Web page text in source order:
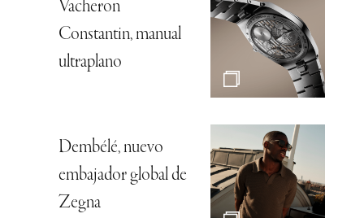
Vacheron
Constantin, manual
ultraplano
Dembélé, nuevo
embajador global de
Zegna